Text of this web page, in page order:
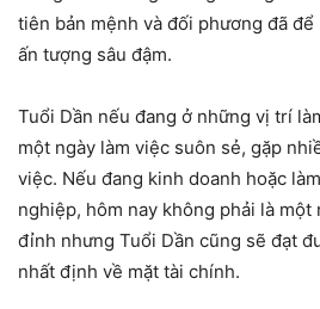
tiên bản mệnh và đối phương đã
ấn tượng sâu đậm.
Tuổi Dần nếu đang ở những vị trí
một ngày làm việc suôn sẻ, gặp
việc. Nếu đang kinh doanh hoặc
nghiệp, hôm nay không phải là một
đỉnh nhưng Tuổi Dần cũng sẽ đạt
nhất định về mặt tài chính.